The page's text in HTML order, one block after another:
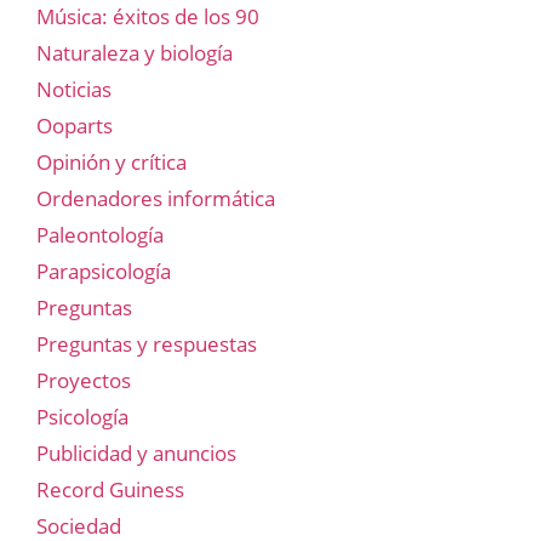
Música: éxitos de los 90
Naturaleza y biología
Noticias
Ooparts
Opinión y crítica
Ordenadores informática
Paleontología
Parapsicología
Preguntas
Preguntas y respuestas
Proyectos
Psicología
Publicidad y anuncios
Record Guiness
Sociedad